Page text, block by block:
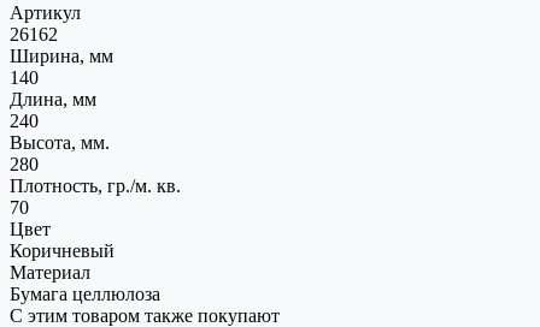
Артикул
26162
Ширина, мм
140
Длина, мм
240
Высота, мм.
280
Плотность, гр./м. кв.
70
Цвет
Коричневый
Материал
Бумага целлюлоза
С этим товаром также покупают